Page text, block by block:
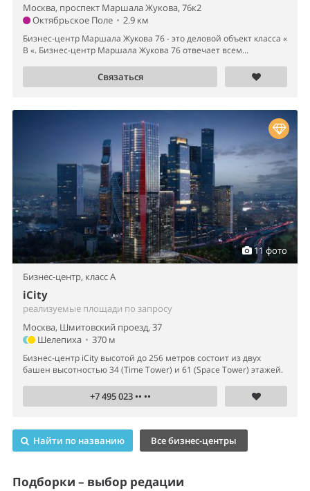
Москва, проспект Маршала Жукова, 76к2
Октябрьское Поле • 2.9 км
Бизнес-центр Маршала Жукова 76 - это деловой объект класса «
B «. Бизнес-центр Маршала Жукова 76 отвечает всем...
Связаться
11 фото
Бизнес-центр, класс A
iCity
реализуемые площади по запросу
Москва, Шмитовский проезд, 37
Шелепиха • 370 м
Бизнес-центр iCity высотой до 256 метров состоит из двух
башен высотностью 34 (Time Tower) и 61 (Space Tower) этажей.
+7 495 023 •• ••
Найти по названию Все бизнес-центры
Подборки – выбор редации